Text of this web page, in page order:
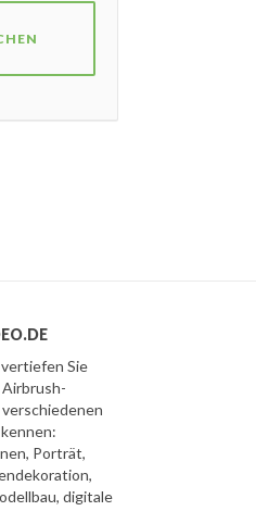
Sie
Porträt,
digitale